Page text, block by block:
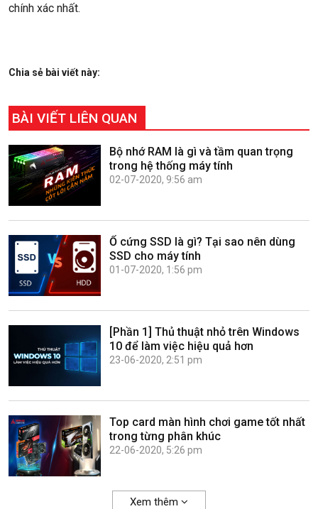
chính xác nhất.
Chia sẻ bài viết này:
BÀI VIẾT LIÊN QUAN
Bộ nhớ RAM là gì và tầm quan trọng
trong hệ thống máy tính
02-07-2020, 9:56 am
Ổ cứng SSD là gì? Tại sao nên dùng
SSD cho máy tính
01-07-2020, 1:56 pm
[Phần 1] Thủ thuật nhỏ trên Windows
10 để làm việc hiệu quả hơn
23-06-2020, 2:51 pm
Top card màn hình chơi game tốt nhất
trong từng phân khúc
22-06-2020, 5:26 pm
Xem thêm